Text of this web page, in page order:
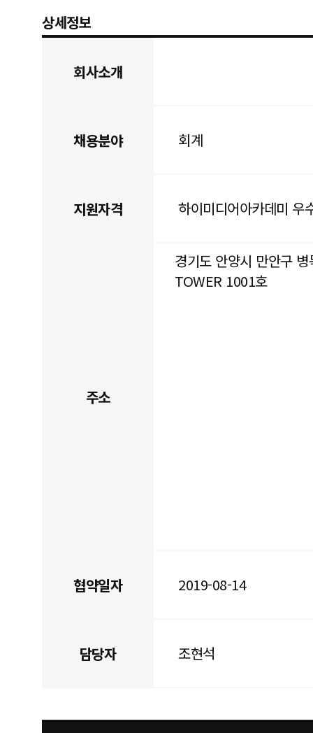
상세정보
회사소개
채용분야 회계
지원자격 하이미디어아카데미 우
주소
경기도 안양시 만안구
TOWER 1001호
협약일자 2019-08-14
담당자 조현석